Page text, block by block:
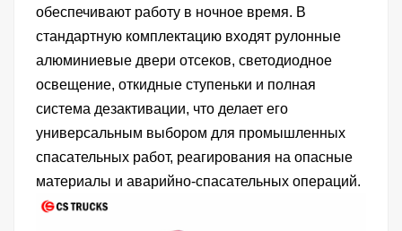
обеспечивают работу в ночное время. В
стандартную комплектацию входят рулонные
алюминиевые двери отсеков, светодиодное
освещение, откидные ступеньки и полная
система дезактивации, что делает его
универсальным выбором для промышленных
спасательных работ, реагирования на опасные
материалы и аварийно-спасательных операций.